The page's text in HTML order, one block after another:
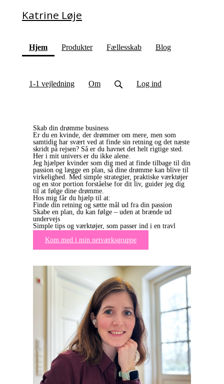
Katrine Løje
Hjem(current)Produkter Fællesskab Blog
1-1 vejledning Om Log ind
Skab din drømme business
Er du en kvinde, der drømmer om mere, men som
samtidig har svært ved at finde sin retning og det næste
skridt på rejsen? Så er du havnet det helt rigtige sted.
Her i mit univers er du ikke alene.
Jeg hjælper kvinder som dig med at finde tilbage til din
passion og lægge en plan, så dine drømme kan blive til
virkelighed. Med simple strategier, praktiske værktøjer
og en stor portion forståelse for dit liv, guider jeg dig
til at følge dine drømme.
Hos mig får du hjælp til at:
Finde din retning og sætte mål ud fra din passion
Skabe en plan, du kan følge – uden at brænde ud
undervejs
Simple tips og værktøjer, som passer ind i en travl
Kom med i min netværksgruppe